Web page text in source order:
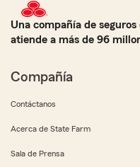
Una compañía de
atiende a más de 96
Compañía
Contáctanos
Acerca de State Farm
Sala de Prensa